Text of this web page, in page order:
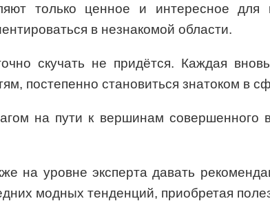
только ценное и интересное
в незнакомой области.
скучать не придётся. Каждая
постепенно становиться знатоком в
на пути к вершинам совершенного
на уровне эксперта давать
модных тенденций, приобретая